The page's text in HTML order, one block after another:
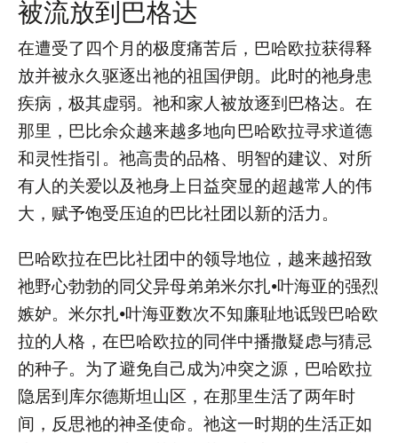
被流放到巴格达
在遭受了四个月的极度痛苦后，巴哈欧拉获得释
放并被永久驱逐出祂的祖国伊朗。此时的祂身患
疾病，极其虚弱。祂和家人被放逐到巴格达。在
那里，巴比余众越来越多地向巴哈欧拉寻求道德
和灵性指引。祂高贵的品格、明智的建议、对所
有人的关爱以及祂身上日益突显的超越常人的伟
大，赋予饱受压迫的巴比社团以新的活力。
巴哈欧拉在巴比社团中的领导地位，越来越招致
祂野心勃勃的同父异母弟弟米尔扎•叶海亚的强烈
嫉妒。米尔扎•叶海亚数次不知廉耻地诋毁巴哈欧
拉的人格，在巴哈欧拉的同伴中播撒疑虑与猜忌
的种子。为了避免自己成为冲突之源，巴哈欧拉
隐居到库尔德斯坦山区，在那里生活了两年时
间，反思祂的神圣使命。祂这一时期的生活正如